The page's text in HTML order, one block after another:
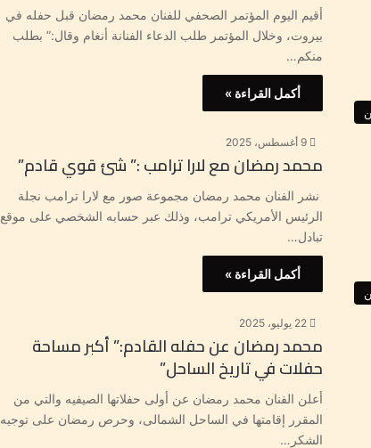
أقيم اليوم المؤتمر الصحفي للفنان محمد رمضان قبل حفله في
بيروت، وخلال المؤتمر طلب الدعاء الفنانة أنغام وقال:” بطلب
منكم…
أكمل القراءة »
9 أغسطس، 2025
محمد رمضان مع لارا ترامب :” شئ قوي قادم”
نشر الفنان محمد رمضان مجموعة صور مع لارا ترامب نجلة
الرئيس الأمريكي ترامب، وذلك عبر حسابه الشخصي على موقع
تبادل…
أكمل القراءة »
22 يوليو، 2025
محمد رمضان عن حفله القادم:” أكبر مساحة
حفلات في تاريخ الساحل”
أعلن الفنان محمد رمضان عن أولى حفلاتها الصيفيه والتي من
المقرر إقامتها في الساحل الشمالى، وحرص رمضان على توجيه
الشكر…